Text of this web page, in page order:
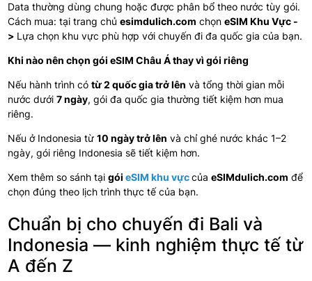
Data thường dùng chung hoặc được phân bổ theo nước tùy gói.
Cách mua: tại trang chủ esimdulich.com chọn eSIM Khu Vực -
> Lựa chọn khu vực phù hợp với chuyến đi đa quốc gia của bạn.
Khi nào nên chọn gói eSIM Châu Á thay vì gói riêng
Nếu hành trình có từ 2 quốc gia trở lên và tổng thời gian mỗi
nước dưới 7 ngày, gói đa quốc gia thường tiết kiệm hơn mua
riêng.
Nếu ở Indonesia từ 10 ngày trở lên và chỉ ghé nước khác 1–2
ngày, gói riêng Indonesia sẽ tiết kiệm hơn.
Xem thêm so sánh tại gói eSIM khu vực của eSIMdulich.com để
chọn đúng theo lịch trình thực tế của bạn.
Chuẩn bị cho chuyến đi Bali và
Indonesia — kinh nghiệm thực tế từ
A đến Z